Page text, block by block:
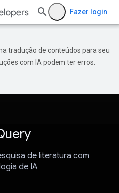
Fazer login
tradução de conteúdos para seu
com IA podem ter erros.
de literatura com
de IA